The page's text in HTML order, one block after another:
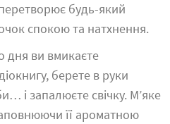
будь-який
спокою та натхнення.
дня ви вмикаєте
берете в руки
і запалюєте свічку. М’яке
її ароматною